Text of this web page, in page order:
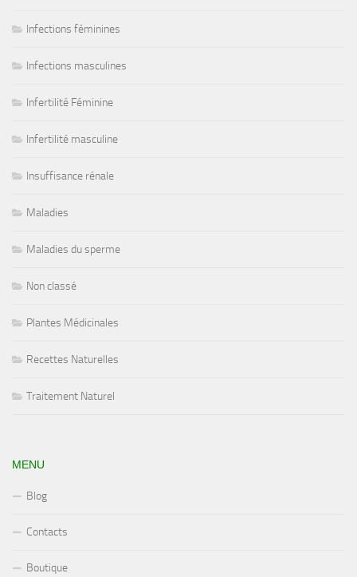
Infections féminines
Infections masculines
Infertilité Féminine
Infertilité masculine
Insuffisance rénale
Maladies
Maladies du sperme
Non classé
Plantes Médicinales
Recettes Naturelles
Traitement Naturel
MENU
Blog
Contacts
Boutique